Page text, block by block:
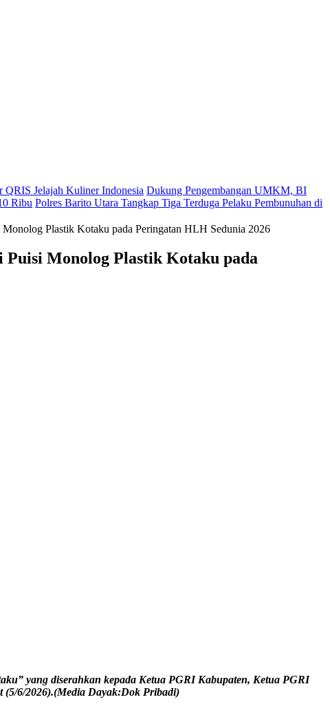
QRIS Jelajah Kuliner Indonesia Dukung Pengembangan UMKM, BI
Ribu Polres Barito Utara Tangkap Tiga Terduga Pelaku Pembunuhan di
Plastik Kotaku pada Peringatan HLH Sedunia 2026
Monolog Plastik Kotaku pada
yang diserahkan kepada Ketua PGRI Kabupaten, Ketua PGRI
(5/6/2026).(Media Dayak:Dok Pribadi)